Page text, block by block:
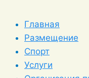
Главная
Размещение
Спорт
Услуги